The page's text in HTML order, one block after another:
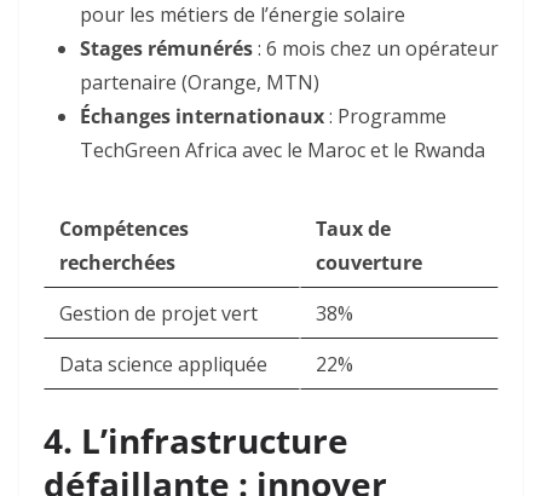
pour les métiers de l’énergie solaire
Stages rémunérés: 6 mois chez un opérateur
partenaire (Orange, MTN)
Échanges internationaux: Programme
TechGreen Africa avec le Maroc et le Rwanda
Compétences
recherchées
Taux de
couverture
Gestion de projet vert
38%
Data science appliquée
22%
4. L’infrastructure
défaillante : innover